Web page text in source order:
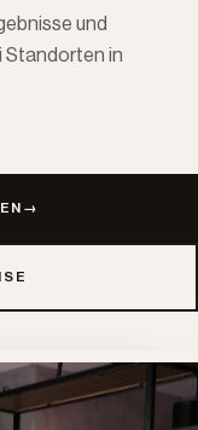
und
Standorten in
→